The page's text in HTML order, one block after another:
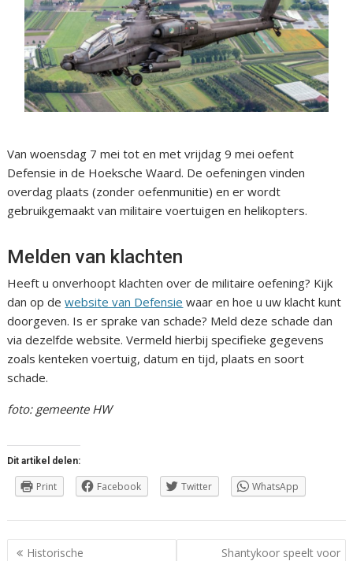
Van woensdag 7 mei tot en met vrijdag 9 mei oefent
Defensie in de Hoeksche Waard. De oefeningen vinden
overdag plaats (zonder oefenmunitie) en er wordt
gebruikgemaakt van militaire voertuigen en helikopters.
Melden van klachten
Heeft u onverhoopt klachten over de militaire oefening? Kijk
dan op dewebsite van Defensie waar en hoe u uw klacht kunt
doorgeven. Is er sprake van schade? Meld deze schade dan
via dezelfde website. Vermeld hierbij specifieke gegevens
zoals kenteken voertuig, datum en tijd, plaats en soort
schade.
foto: gemeente HW
Dit artikel delen:
Print Facebook Twitter WhatsApp
Berichtnavigatie
Historische
Shantykoor speelt voor